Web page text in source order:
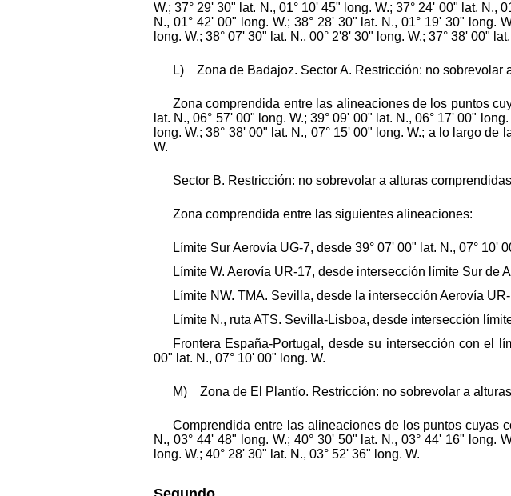
W.; 37° 29' 30" lat. N., 01° 10' 45" long. W.; 37° 24' 00" lat. N.,
N., 01° 42' 00" long. W.; 38° 28' 30" lat. N., 01° 19' 30" long.
long. W.; 38° 07' 30" lat. N., 00° 2'8' 30" long. W.; 37° 38' 00"
L) Zona de Badajoz. Sector A. Restricción: no sobrevolar
Zona comprendida entre las alineaciones de los puntos
lat. N., 06° 57' 00" long. W.; 39° 09' 00" lat. N., 06° 17' 00"
long. W.; 38° 38' 00" lat. N., 07° 15' 00" long. W.; a lo largo
W.
Sector B. Restricción: no sobrevolar a alturas
Zona comprendida entre las siguientes alineaciones:
Límite Sur Aerovía UG-7, desde 39° 07' 00" lat. N., 07° 10'
Límite W. Aerovía UR-17, desde intersección límite Sur de
Límite NW. TMA. Sevilla, desde la intersección Aerovía
Límite N., ruta ATS. Sevilla-Lisboa, desde intersección
Frontera España-Portugal, desde su intersección con el
00" lat. N., 07° 10' 00" long. W.
M) Zona de El Plantío. Restricción: no sobrevolar a
Comprendida entre las alineaciones de los puntos cuyas
N., 03° 44' 48" long. W.; 40° 30' 50" lat. N., 03° 44' 16" long.
long. W.; 40° 28' 30" lat. N., 03° 52' 36" long. W.